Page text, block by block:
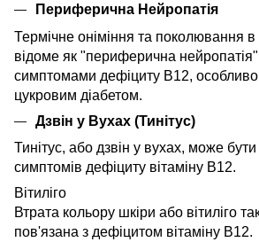
Периферична Нейропатія
Термічне оніміння та поколювання в
відоме як "периферична
симптомами дефіциту B12, особливо
цукровим діабетом.
Дзвін у Вухах (Тинітус)
Тинітус, або дзвін у вухах, може
симптомів дефіциту вітаміну B12.
Вітиліго
Втрата кольору шкіри або вітиліго
пов'язана з дефіцитом вітаміну B12.